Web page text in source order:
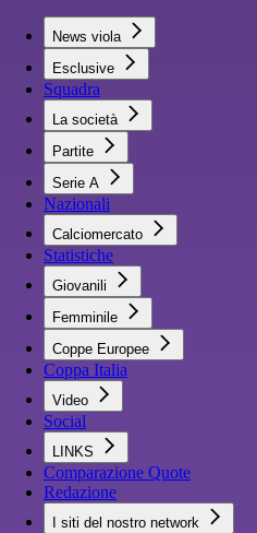
News viola
Esclusive
Squadra
La società
Partite
Serie A
Nazionali
Calciomercato
Statistiche
Giovanili
Femminile
Coppe Europee
Coppa Italia
Video
Social
LINKS
Comparazione Quote
Redazione
I siti del nostro network